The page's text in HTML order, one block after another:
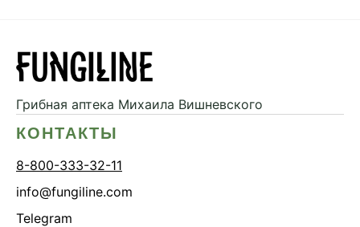
Грибная аптека Михаила Вишневского
КОНТАКТЫ
8-800-333-32-11
info@fungiline.com
Telegram